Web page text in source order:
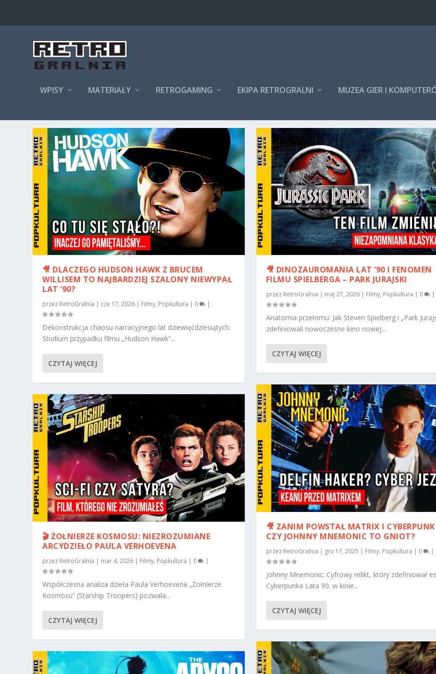
WPISY MATERIAŁY RETROGAMING EKIPA RETROGRALNI MUZEA GIER I
🎥 DLACZEGO HUDSON HAWK Z BRUCEM
WILLISEM TO NAJBARDZIEJ SZALONY NIEWYPAŁ
LAT ’90?
przez RetroGralnia | cze 17, 2026 | Filmy, Popkultura | 0 |
Dekonstrukcja chaosu narracyjnego lat dziewięćdziesiątych:
Studium przypadku filmu „Hudson Hawk”...
CZYTAJ WIĘCEJ
🎬 ŻOŁNIERZE KOSMOSU: NIEZROZUMIANE
ARCYDZIEŁO PAULA VERHOEVENA
przez RetroGralnia | mar 4, 2026 | Filmy, Popkultura | 0 |
Współczesna analiza dzieła Paula Verhoevena „Żołnierze
Kosmosu” (Starship Troopers) pozwala...
CZYTAJ WIĘCEJ
🎥 DINOZAUROMANIA LAT ’90 I FENOMEN
FILMU SPIELBERGA – PARK JURAJSKI
przez RetroGralnia | maj 27, 2026| Filmy, Popkultura | 0 |
Anatomia przełomu: Jak Steven Spielberg i „Park
zdefiniowali nowoczesne kino nowej...
CZYTAJ WIĘCEJ
🎥 ZANIM POWSTAŁ MATRIX I
CZY JOHNNY MNEMONIC TO GNIOT?
przez RetroGralnia | gru 17, 2025 | Filmy, Popkultura | 0 |
Johnny Mnemonic: Cyfrowy relikt, który zdefiniował
Cyberpunka Lata 90. w kinie...
CZYTAJ WIĘCEJ